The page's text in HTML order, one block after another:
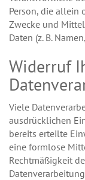
Person, die allein
Zwecke und
Daten (z. B.
Widerruf
Viele
ausdrücklichen
bereits erteilte
eine formlose
Rechtmäßigkeit